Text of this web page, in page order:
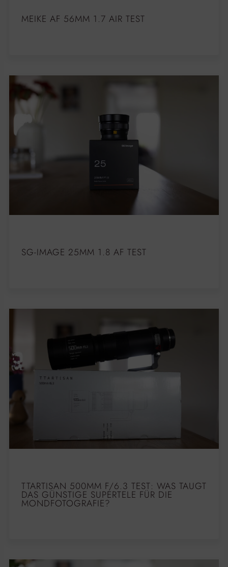
MEIKE AF 56MM 1.7 AIR TEST
SG-IMAGE 25MM 1.8 AF TEST
TTARTISAN 500MM F/6.3 TEST: WAS TAUGT
DAS GÜNSTIGE SUPERTELE FÜR DIE
MONDFOTOGRAFIE?